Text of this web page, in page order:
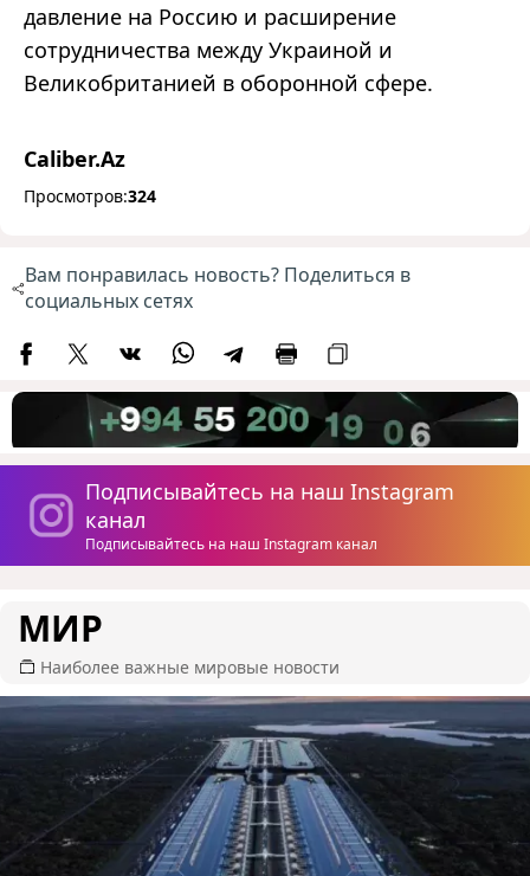
давление на Россию и расширение
сотрудничества между Украиной и
Великобританией в оборонной сфере.
Caliber.Az
Просмотров:324
Вам понравилась новость? Поделиться в
социальных сетях
Подписывайтесь на наш Instagram
канал
Подписывайтесь на наш Instagram канал
МИР
Наиболее важные мировые новости